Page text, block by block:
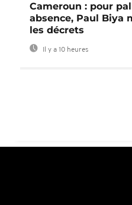
Cameroun : pour
absence, Paul Biya
les décrets
Il y a 10 heures